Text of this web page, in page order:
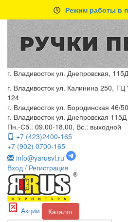
Режим работы в
г. Владивосток ул. Днепровская, 115Д
г. Владивосток ул. Калинина 250,
124
г. Владивосток ул. Бородинская 46/
г. Владивосток ул. Днепровская 115Д
Пн.-Сб.: 09.00-18.00, Вс.: выходной
+7 (423)2400-165
+7 (902) 0700-165
info@yarusvl.ru
Вход / Регистрация
Акции Каталог